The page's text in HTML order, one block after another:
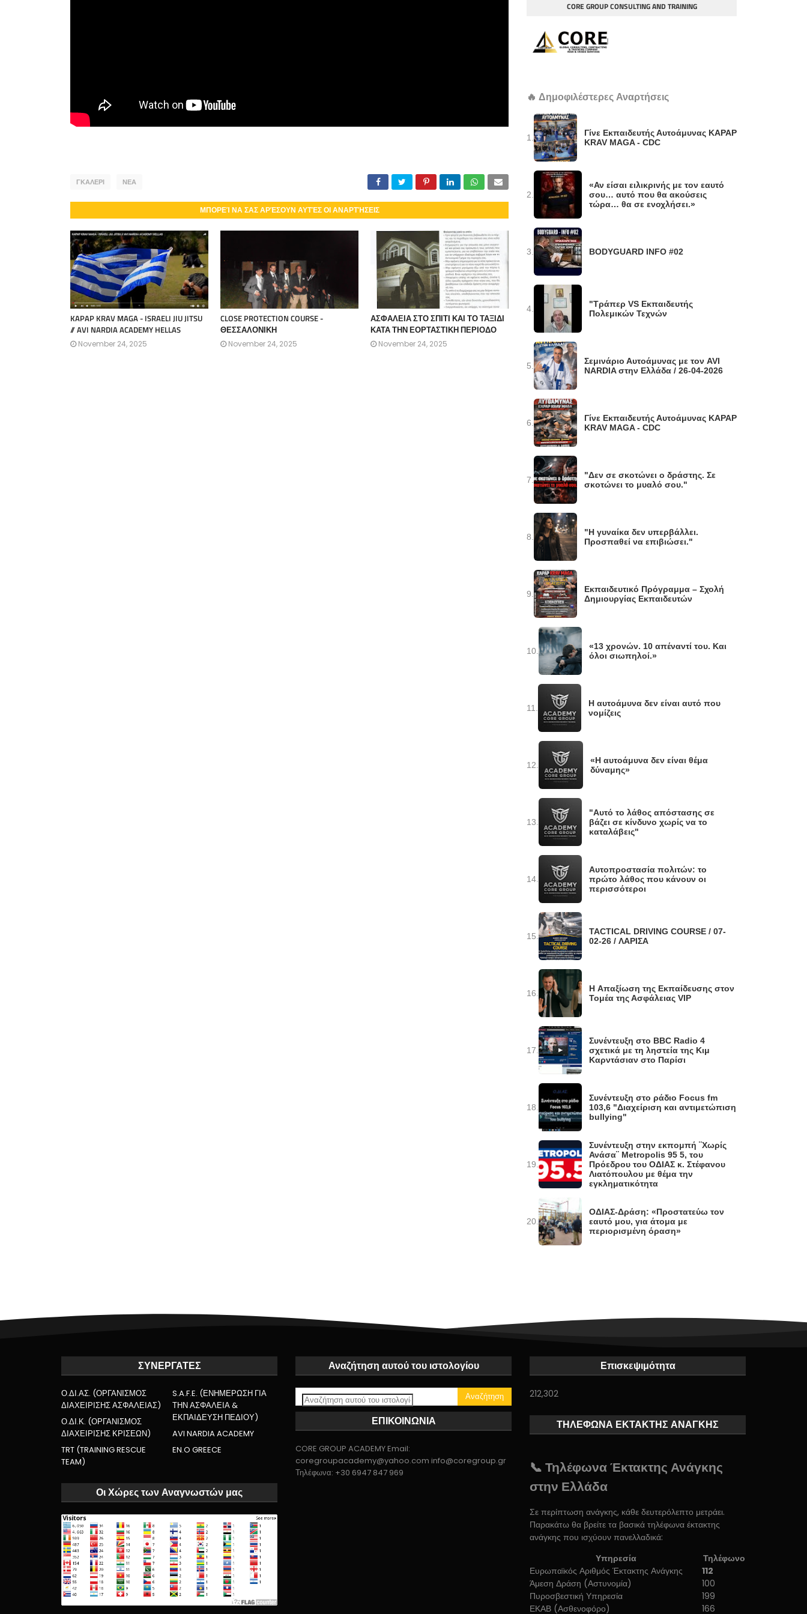
ΓΚΑΛΕΡΙ ΝΕΑ
ΜΠΟΡΕΊ ΝΑ ΣΑΣ ΑΡΈΣΟΥΝ ΑΥΤΈΣ ΟΙ ΑΝΑΡΤΉΣΕΙΣ
KAPAP KRAV MAGA - ISRAELI JIU JITSU
// AVI NARDIA ACADEMY HELLAS
November 24, 2025
CLOSE PROTECTION COURSE -
ΘΕΣΣΑΛΟΝΙΚΗ
November 24, 2025
ΑΣΦΑΛΕΙΑ ΣΤΟ ΣΠΙΤΙ ΚΑΙ ΤΟ ΤΑΞΙΔΙ
ΚΑΤΑ ΤΗΝ ΕΟΡΤΑΣΤΙΚΗ ΠΕΡΙΟΔΟ
November 24, 2025
CORE GROUP CONSULTING AND TRAINING
🔥 Δημοφιλέστερες Αναρτήσεις
1.
Γίνε Εκπαιδευτής Αυτοάμυνας KAPAP
KRAV MAGA - CDC
2.
«Αν είσαι ειλικρινής με τον εαυτό
σου… αυτό που θα ακούσεις
τώρα… θα σε ενοχλήσει.»
3. BODYGUARD INFO #02
4.
"Τράπερ VS Εκπαιδευτής
Πολεμικών Τεχνών
5.
Σεμινάριο Αυτοάμυνας με τον AVI
NARDIA στην Ελλάδα / 26-04-2026
6.
Γίνε Εκπαιδευτής Αυτοάμυνας KAPAP
KRAV MAGA - CDC
7.
"Δεν σε σκοτώνει ο δράστης. Σε
σκοτώνει το μυαλό σου."
8.
"Η γυναίκα δεν υπερβάλλει.
Προσπαθεί να επιβιώσει."
9.
Εκπαιδευτικό Πρόγραμμα – Σχολή
Δημιουργίας Εκπαιδευτών
10.
«13 χρονών. 10 απέναντί του. Και
όλοι σιωπηλοί.»
11.
Η αυτοάμυνα δεν είναι αυτό που
νομίζεις
12.
«Η αυτοάμυνα δεν είναι θέμα
δύναμης»
13.
"Αυτό το λάθος απόστασης σε
βάζει σε κίνδυνο χωρίς να το
καταλάβεις"
14.
Αυτοπροστασία πολιτών: το
πρώτο λάθος που κάνουν οι
περισσότεροι
15.
TACTICAL DRIVING COURSE / 07-
02-26 / ΛΑΡΙΣΑ
16.
H Απαξίωση της Εκπαίδευσης στον
Τομέα της Ασφάλειας VIP
17.
Συνέντευξη στο BBC Radio 4
σχετικά με τη ληστεία της Κιμ
Καρντάσιαν στο Παρίσι
18.
Συνέντευξη στο ράδιο Focus fm
103,6 "Διαχείριση και αντιμετώπιση
bullying"
19.
Συνέντευξη στην εκπομπή ¨Χωρίς
Ανάσα¨ Metropolis 95 5, του
Πρόεδρου του ΟΔΙΑΣ κ. Στέφανου
Λιατόπουλου με θέμα την
εγκληματικότητα
20.
ΟΔΙΑΣ-Δράση: «Προστατεύω τον
εαυτό μου, για άτομα με
περιορισμένη όραση»
ΣΥΝΕΡΓΑΤΕΣ
Ο.ΔΙ.ΑΣ. (ΟΡΓΑΝΙΣΜΟΣ
ΔΙΑΧΕΙΡΙΣΗΣ ΑΣΦΑΛΕΙΑΣ)
S.A.F.E. (ΕΝΗΜΕΡΩΣΗ ΓΙΑ
ΤΗΝ ΑΣΦΑΛΕΙΑ &
ΕΚΠΑΙΔΕΥΣΗ ΠΕΔΙΟΥ)
Ο.ΔΙ.Κ. (ΟΡΓΑΝΙΣΜΟΣ
ΔΙΑΧΕΙΡΙΣΗΣ ΚΡΙΣΕΩΝ)
AVI NARDIA ACADEMY
TRT (TRAINING RESCUE
TEAM)
EN.O GREECE
Οι Χώρες των Αναγνωστών μας
Αναζήτηση αυτού του ιστολογίου
ΕΠΙΚΟΙΝΩΝΙΑ
CORE GROUP ACADEMY Email:
coregroupacademy@yahoo.com info@coregroup.gr
Τηλέφωνα: +30 6947 847 969
Επισκεψιμότητα
212,302
ΤΗΛΕΦΩΝΑ ΕΚΤΑΚΤΗΣ ΑΝΑΓΚΗΣ
📞 Τηλέφωνα Έκτακτης Ανάγκης
στην Ελλάδα
Σε περίπτωση ανάγκης, κάθε δευτερόλεπτο μετράει.
Παρακάτω θα βρείτε τα βασικά τηλέφωνα έκτακτης
ανάγκης που ισχύουν πανελλαδικά:
Υπηρεσία
Τηλέφωνο
Ευρωπαϊκός Αριθμός Έκτακτης Ανάγκης
112
Άμεση Δράση (Αστυνομία)
100
Πυροσβεστική Υπηρεσία
199
ΕΚΑΒ (Ασθενοφόρο)
166